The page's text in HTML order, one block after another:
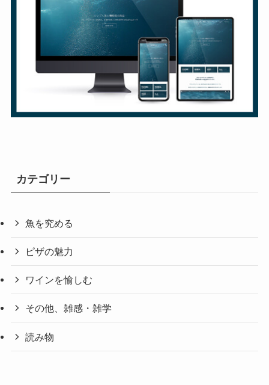
カテゴリー
魚を究める
ピザの魅力
ワインを愉しむ
その他、雑感・雑学
読み物